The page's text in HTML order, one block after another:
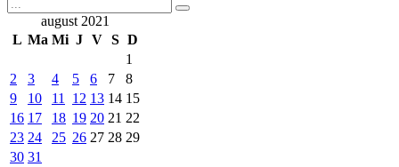
august 2021
L Ma Mi J V S D
1
2
3 4 5 6 7
8
9
10 11 12 13 14 15
16 17 18 19 20 21 22
23 24 25 26 27 28 29
30 31